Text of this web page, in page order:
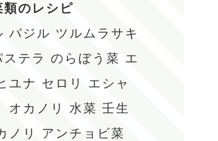
類のレシピ
バジル ツルムラサキ
テラ のらぼう菜 エ
ユナ セロリ
エシャ
オカノリ 水菜 壬生
ノリ
アンチョビ菜